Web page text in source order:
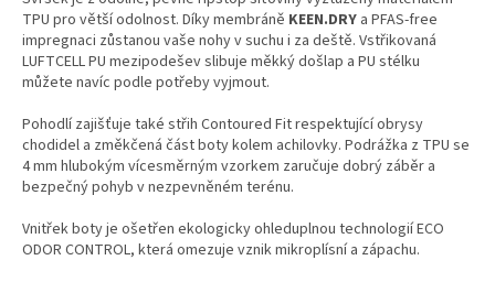
TPU pro větší odolnost. Díky membráně KEEN.DRY a PFAS-free
impregnaci zůstanou vaše nohy v suchu i za deště. Vstřikovaná
LUFTCELL PU mezipodešev slibuje měkký došlap a PU stélku
můžete navíc podle potřeby vyjmout.
Pohodlí zajišťuje také střih Contoured Fit respektující obrysy
chodidel a změkčená část boty kolem achilovky. Podrážka z TPU se
4 mm hlubokým vícesměrným vzorkem zaručuje dobrý záběr a
bezpečný pohyb v nezpevněném terénu.
Vnitřek boty je ošetřen ekologicky ohleduplnou technologií ECO
ODOR CONTROL, která omezuje vznik mikroplísní a zápachu.